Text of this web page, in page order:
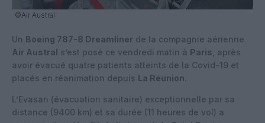
©Air Austral
Un Boeing 787-8 Dreamliner de la compagnie aérienne
Air Austral s’est posé ce vendredi matin à Paris , après
avoir évacué quatre patients atteints de la Covid-19 et
placés en réanimation depuis La Réunion.
L’Evasan (évacuation sanitaire) exceptionnelle par sa
distance (9400 km) et sa durée (11 heures de vol) a